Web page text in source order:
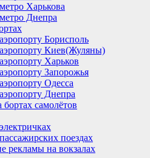
Харькова
Днепра
Борисполь
Киев(Жуляны)
Харьков
Запорожья
Одесса
Днепра
бортах самолётов
поездах
рекламы на вокзалах